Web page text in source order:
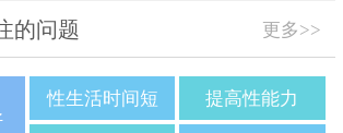
的问题 更多>>
性生活时间短 提高性能力